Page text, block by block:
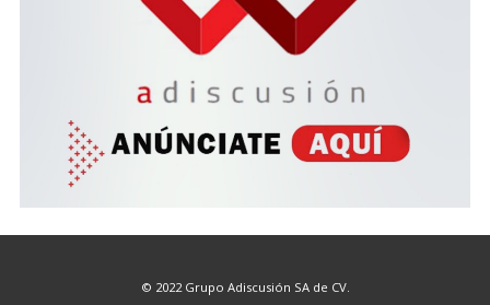
© 2022 Grupo Adiscusión SA de CV.